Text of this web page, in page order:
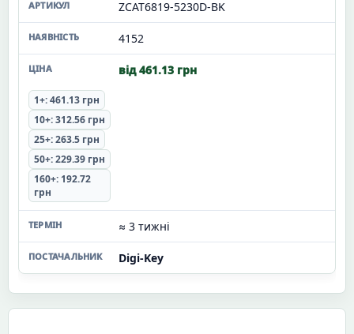
ZCAT6819-5230D-BK
4152
від 461.13 грн
1+: 461.13 грн
10+: 312.56 грн
25+: 263.5 грн
50+: 229.39 грн
160+: 192.72
грн
≈ 3 тижні
Digi-Key